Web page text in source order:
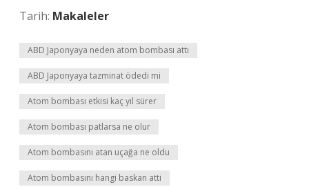
Tarih: Makaleler
ABD Japonyaya neden atom bombası attı
ABD Japonyaya tazminat ödedi mi
Atom bombası etkisi kaç yıl sürer
Atom bombası patlarsa ne olur
Atom bombasını atan uçağa ne oldu
Atom bombasını hangi baskan atti